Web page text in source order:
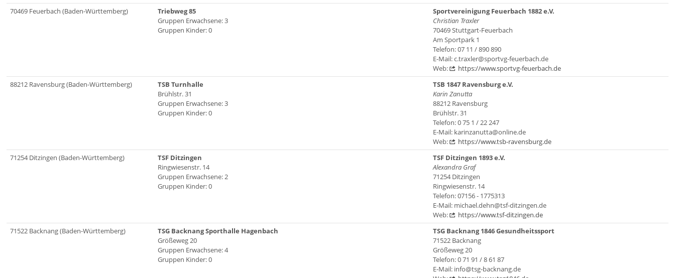
70469 Feuerbach (Baden-Württemberg)
Triebweg 85
Gruppen Erwachsene: 3
Gruppen Kinder: 0
Sportvereinigung Feuerbach 1882 e.V.
Christian Traxler
70469 Stuttgart-Feuerbach
Am Sportpark 1
Telefon: 07 11 / 890 890
E-Mail: c.traxler@sportvg-feuerbach.de
Web:
https://www.sportvg-feuerbach.de
88212 Ravensburg (Baden-Württemberg)
TSB Turnhalle
Brühlstr. 31
Gruppen Erwachsene: 3
Gruppen Kinder: 0
TSB 1847 Ravensburg e.V.
Karin Zanutta
88212 Ravensburg
Brühlstr. 31
Telefon: 0 75 1 / 22 247
E-Mail: karinzanutta@online.de
Web:
https://www.tsb-ravensburg.de
71254 Ditzingen (Baden-Württemberg)
TSF Ditzingen
Ringwiesenstr. 14
Gruppen Erwachsene: 2
Gruppen Kinder: 0
TSF Ditzingen 1893 e.V.
Alexandra Graf
71254 Ditzingen
Ringwiesenstr. 14
Telefon: 07156 - 1775313
E-Mail: michael.dehn@tsf-ditzingen.de
Web:
https://www.tsf-ditzingen.de
71522 Backnang (Baden-Württemberg)
TSG Backnang Sporthalle Hagenbach
Größeweg 20
Gruppen Erwachsene: 4
Gruppen Kinder: 0
TSG Backnang 1846 Gesundheitssport
71522 Backnang
Größeweg 20
Telefon: 0 71 91 / 8 61 87
E-Mail: info@tsg-backnang.de